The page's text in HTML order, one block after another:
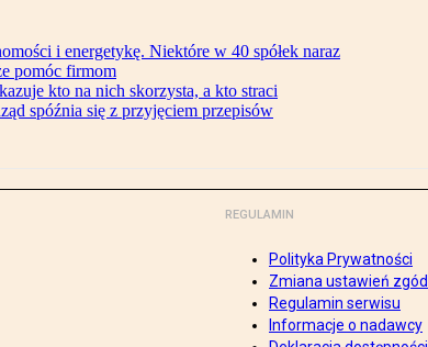
i energetykę. Niektóre w 40 spółek naraz
pomóc firmom
kto na nich skorzysta, a kto straci
spóźnia się z przyjęciem przepisów
REGULAMIN
Polityka Prywatności
Zmiana ustawień zgód
Regulamin serwisu
Informacje o nadawcy